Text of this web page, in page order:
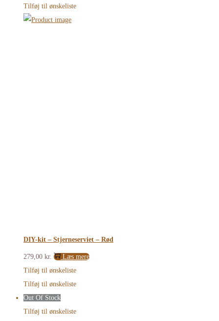
Tilføj til ønskeliste
DIY-kit – Stjerneserviet – Rød
279,00 kr.
Læs mere
Tilføj til ønskeliste
Tilføj til ønskeliste
Out Of Stock
Tilføj til ønskeliste